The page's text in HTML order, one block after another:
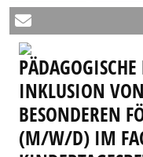
INKLUSION
BESONDEREN
(M/W/D) IM